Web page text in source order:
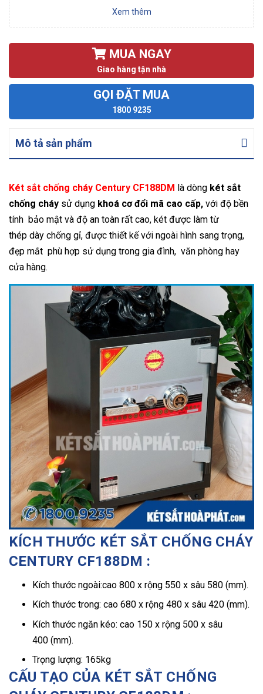
Xem thêm
MUA NGAY
Giao hàng tận nhà
GỌI ĐẶT MUA
1800 9235
Mô tả sản phẩm
Két sắt chống cháy Century CF188DM là dòng két sắt
chống cháy sử dụng khoá cơ đổi mã cao cấp, với độ bền
tính bảo mật và độ an toàn rất cao, két được làm từ
thép dày chống gỉ, được thiết kế với ngoài hình sang trọng,
đẹp mắt phù hợp sử dụng trong gia đình, văn phòng hay
cửa hàng.
KÍCH THƯỚC KÉT SẮT CHỐNG CHÁY
CENTURY CF188DM :
Kích thước ngoài:cao 800 x rộng 550 x sâu 580 (mm).
Kích thước trong: cao 680 x rộng 480 x sâu 420 (mm).
Kích thước ngăn kéo: cao 150 x rộng 500 x sâu
400 (mm).
Trọng lượng: 165kg
CẤU TẠO CỦA KÉT SẮT CHỐNG